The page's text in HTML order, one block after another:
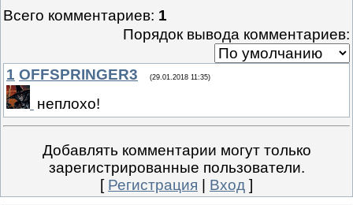
Всего комментариев: 1
Порядок вывода комментариев:
1 OFFSPRINGER3 (29.01.2018 11:35)
неплохо!
Добавлять комментарии могут только
зарегистрированные пользователи.
[ Регистрация Вход ]